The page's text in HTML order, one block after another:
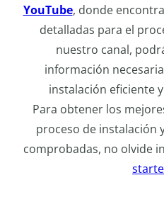
YouTube, donde
detalladas para el
nuestro canal,
información
instalación eficiente
Para obtener los
proceso de instalación
comprobadas, no olvide